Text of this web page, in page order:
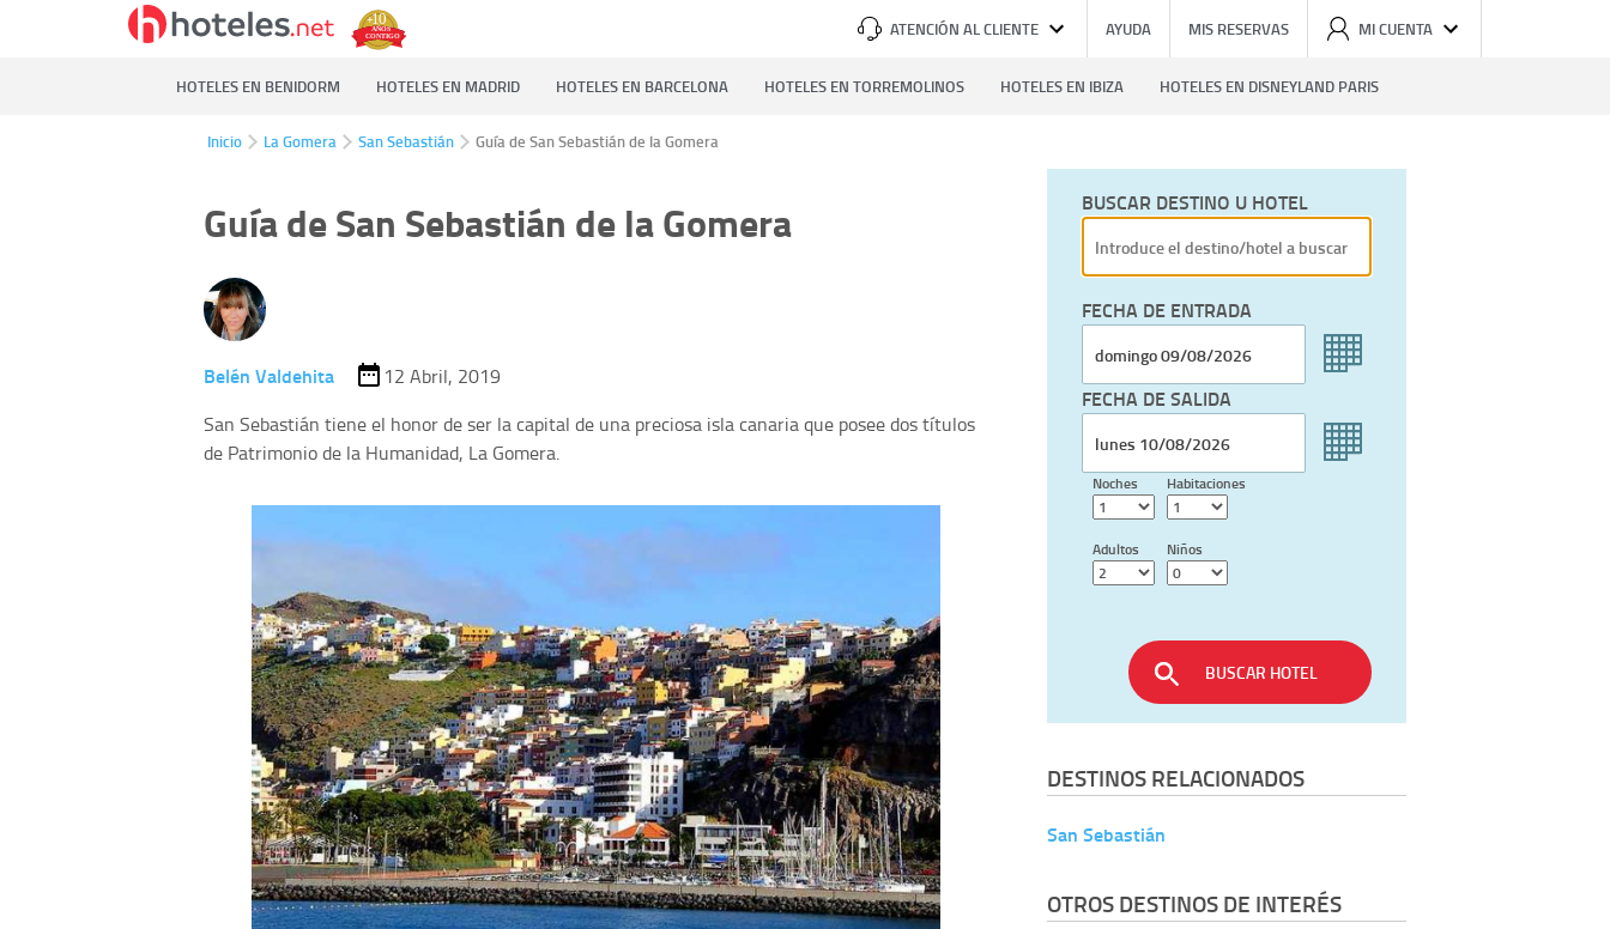
ATENCIÓN AL CLIENTE AYUDA MIS RESERVAS MI CUENTA
HOTELES EN BENIDORM HOTELES EN MADRID HOTELES EN BARCELONA HOTELES EN TORREMOLINOS HOTELES EN IBIZA HOTELES EN DISNEYLAND PARIS
Inicio La Gomera San Sebastián Guía de San Sebastián de la Gomera
Guía de San Sebastián de la Gomera
Belén Valdehita
12 Abril, 2019
San Sebastián tiene el honor de ser la capital de una preciosa isla canaria que posee dos títulos
de Patrimonio de la Humanidad, La Gomera.
BUSCAR DESTINO U HOTEL
FECHA DE ENTRADA
FECHA DE SALIDA
Noches Habitaciones
Adultos Niños
BUSCAR HOTEL
DESTINOS RELACIONADOS
San Sebastián
OTROS DESTINOS DE INTERÉS